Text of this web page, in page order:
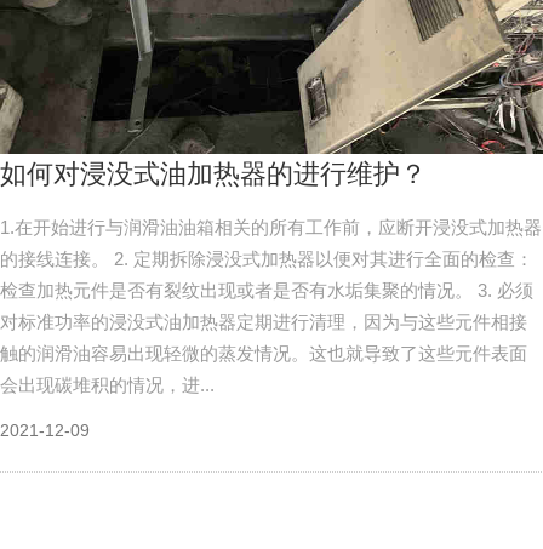
如何对浸没式油加热器的进行维护？
1.在开始进行与润滑油油箱相关的所有工作前，应断开浸没式加热器
的接线连接。 2. 定期拆除浸没式加热器以便对其进行全面的检查：
检查加热元件是否有裂纹出现或者是否有水垢集聚的情况。 3. 必须
对标准功率的浸没式油加热器定期进行清理，因为与这些元件相接
触的润滑油容易出现轻微的蒸发情况。这也就导致了这些元件表面
会出现碳堆积的情况，进...
2021-12-09